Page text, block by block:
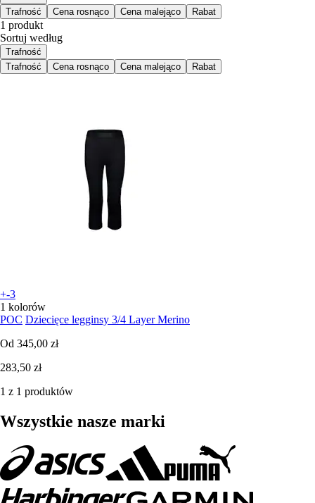
Trafność
Cena rosnąco Cena malejąco Rabat
1 produkt
Sortuj według
Trafność
Trafność
Cena rosnąco Cena malejąco Rabat
+-3
1 kolorów
POC Dziecięce legginsy 3/4 Layer Merino
Od 345,00 zł
283,50 zł
1 z 1 produktów
Wszystkie nasze marki